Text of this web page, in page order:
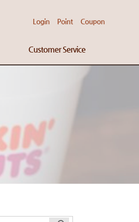
Login Point Coupon
Customer Service